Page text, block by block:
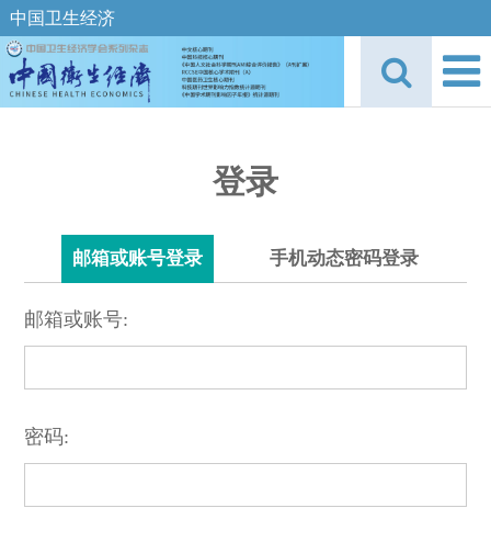
中国卫生经济
登录
邮箱或账号登录 手机动态密码登录
邮箱或账号:
密码: